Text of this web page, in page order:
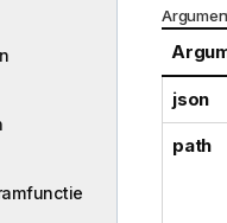
json
path